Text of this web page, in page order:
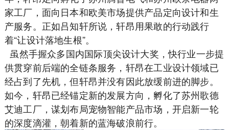
家工厂，面向日本和欧美市场提供产品定向设计和生
产服务。正如吕知轩所说，轩昂用果敢的行动践行
着“让设计落地生根”。
虽然手握众多国内国际顶尖设计大奖，快行业一步提
供贯穿前后端的全链条服务，轩昂在工业设计领域已
经占到了先机，但轩昂并没有因此放缓前进的脚步。
如今，轩昂已经锚定新的发展方向，孵化了苏州歌德
艾迪工厂，谋划布局宠物智能产品市场，开启新一轮
的深度滴灌，朝着新的蓝海破浪前行。